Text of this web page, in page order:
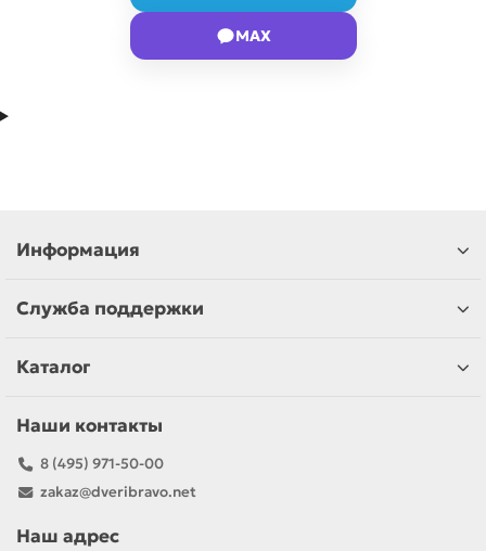
MAX
Информация
Служба поддержки
Каталог
Наши контакты
8 (495) 971-50-00
zakaz@dveribravo.net
Наш адрес